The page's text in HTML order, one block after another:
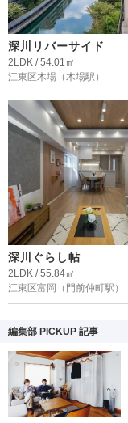
深川リバーサイド
2LDK / 54.01㎡
江東区木場 （木場駅）
深川ぐらし帖
2LDK / 55.84㎡
江東区富岡
（門前仲町駅）
編集部 PICKUP 記事